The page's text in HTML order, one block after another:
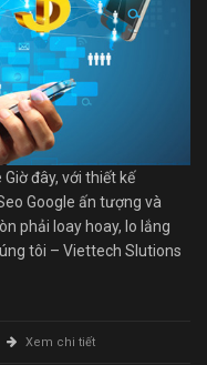
đây, với thiết kế
Google ấn tượng và
phải loay hoay, lo lắng
tôi – Viettech Slutions
Xem chi tiết